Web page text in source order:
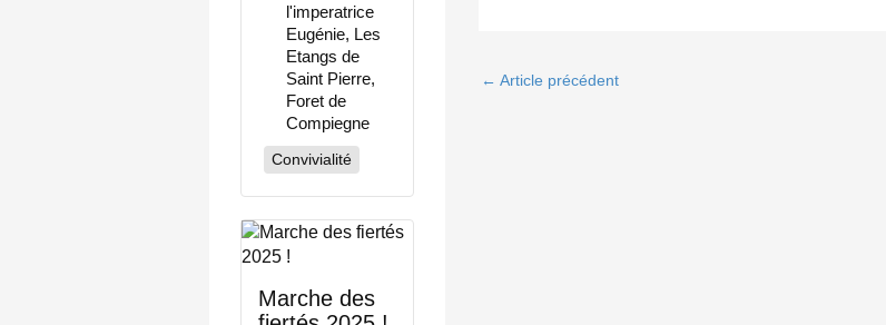
l'imperatrice
Eugénie, Les
Etangs de
Saint Pierre,
Foret de
Compiegne
Convivialité
Marche des
← Article précédent